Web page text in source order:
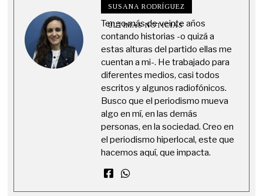
SUSANA RODRÍGUEZ
ÚLTIMAS NOTICIAS
Tengo más de veinte años
contando historias -o quizá a
estas alturas del partido ellas me
cuentan a mi-. He trabajado para
diferentes medios, casi todos
escritos y algunos radiofónicos.
Busco que el periodismo mueva
algo en mí, en las demás
personas, en la sociedad. Creo en
el periodismo hiperlocal, este que
hacemos aquí, que impacta.